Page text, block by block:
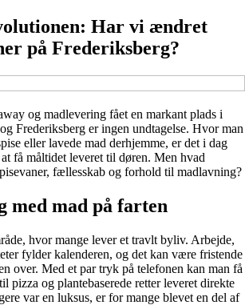
Har vi ændret
på Frederiksberg?
og madlevering fået en markant plads i
Frederiksberg er ingen undtagelse. Hvor man
eller lavede mad derhjemme, er det i dag
få måltidet leveret til døren. Men hvad
fællesskab og forhold til madlavning?
med mad på farten
hvor mange lever et travlt byliv. Arbejde,
fylder kalenderen, og det kan være fristende
over. Med et par tryk på telefonen kan man få
pizza og plantebaserede retter leveret direkte
var en luksus, er for mange blevet en del af